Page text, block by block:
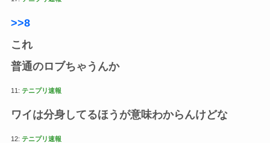
>>8
これ
普通のロブちゃうんか
11: テニプリ速報
ワイは分身してるほうが意味わからんけどな
12: テニプリ速報